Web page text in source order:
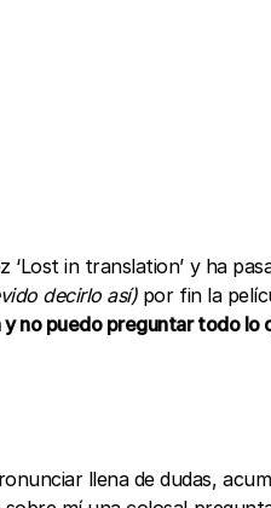
in translation’ y ha
decirlo así) por fin la
no puedo preguntar todo lo
llena de dudas,